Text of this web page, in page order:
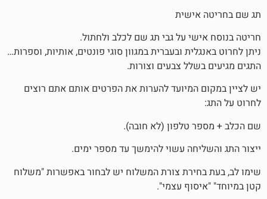
על גבי תג שם לכלב ולחתול.
ובעברית במגוון סוגי פונטים, אותיות, וספרות…
צבעים וצורות.
המיועד להערות את הפרטים אותם אתם רוצים
טלפון (לא חובה).
עשוי להימשך עד מספר ימים.
צורת המשלוח יש לבחור באפשרות "משלוח
עצמי".